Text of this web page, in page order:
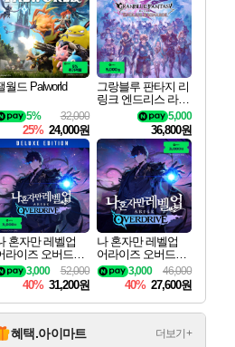
월드 Palworld
32,000
5%
25% 24,000원
그랑블루 판타지 리
링크 엔드리스 라그
나로크 업그레이드
킷 Granblue Fantasy
Relink Endless Ragn
arok Upgrade Kit DL
C
5,000
36,800원
혼자만 레벨업
라이즈 오버드라
브 디럭스 에디션
Leveling Arise
Overdrive Deluxe Edi
52,000
3,000
40% 31,200원
나 혼자만 레벨업
어라이즈 오버드라
이브 Solo Leveling A
rise
46,000
3,000
40% 27,600원
혜택.아이마트 더보기+